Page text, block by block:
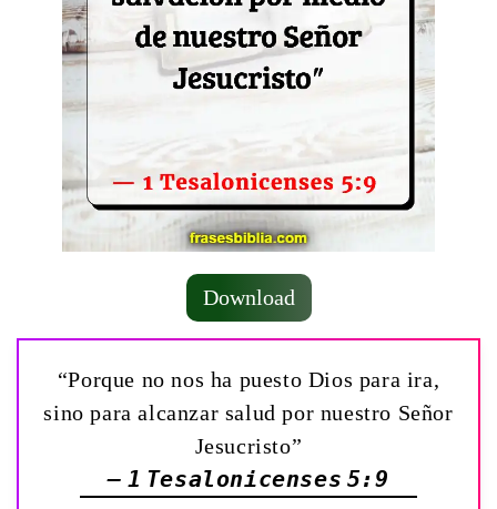
Download
“Porque no nos ha puesto Dios para ira,
sino para alcanzar salud por nuestro Señor
Jesucristo”
— 1 Tesalonicenses 5:9